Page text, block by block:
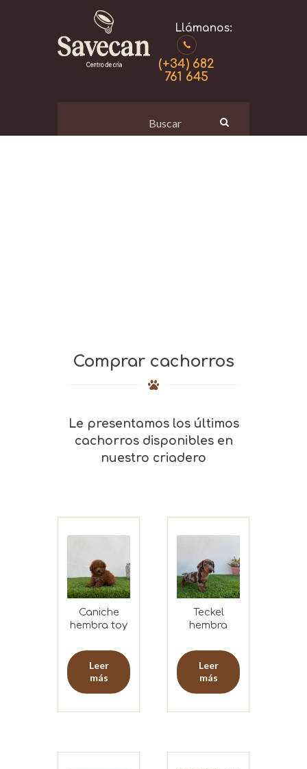
(+34) 682
761 645
Comprar cachorros
Le presentamos los últimos
cachorros disponibles en
nuestro criadero
Caniche
hembra toy
Leer
más
Teckel
hembra
Leer
más